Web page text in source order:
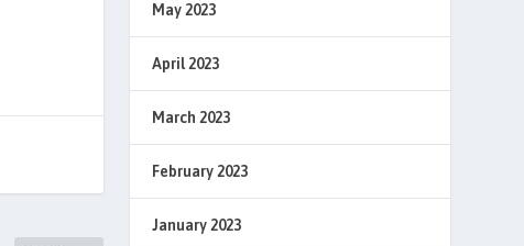
May 2023
April 2023
March 2023
February 2023
January 2023